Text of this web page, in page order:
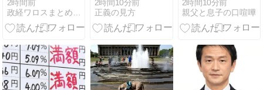
0％にできま
せん！」 → X
袋を買ってレ
シート見たら
消費税はゼロ
になるんだけ
2時間前
政経ワロスまとめニュース
で“防弾ガラ
ス”に守られな
チ。『高市出
て行け』の声
も。そういう
人が日本の総
2時間10分前
正義の見方
2時間10分前
親父と息子の口喧嘩